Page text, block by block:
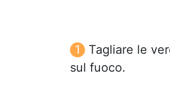
Tagliare le
sul fuoco.